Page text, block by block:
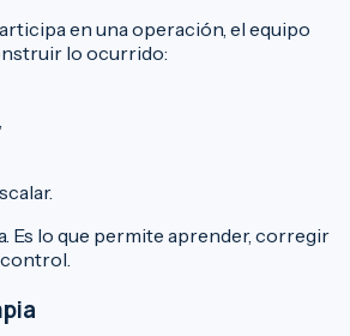
en una operación, el equipo
lo ocurrido:
Es lo que permite aprender, corregir